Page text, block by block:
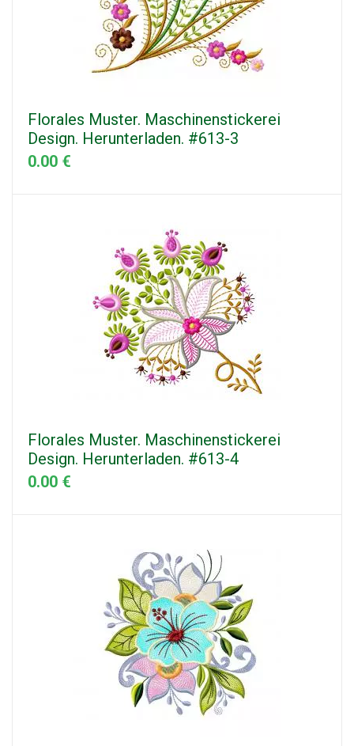
Florales Muster. Maschinenstickerei
Design. Herunterladen. #613-3
0.00 €
Florales Muster. Maschinenstickerei
Design. Herunterladen. #613-4
0.00 €